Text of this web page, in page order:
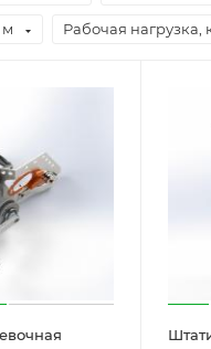
м Рабочая нагрузка,